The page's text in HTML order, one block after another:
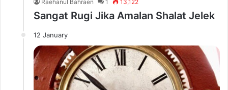
Raehanul Bahraen 1 13,122
Sangat Rugi Jika Amalan Shalat Jelek
12 January